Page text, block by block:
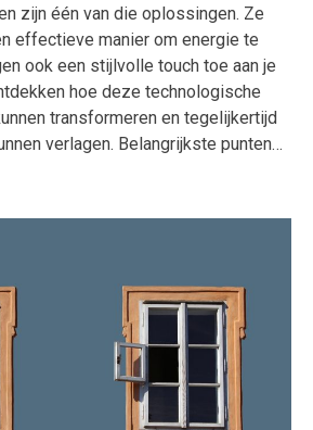
zijn één van die oplossingen. Ze
effectieve manier om energie te
ook een stijlvolle touch toe aan je
hoe deze technologische
transformeren en tegelijkertijd
verlagen. Belangrijkste punten…